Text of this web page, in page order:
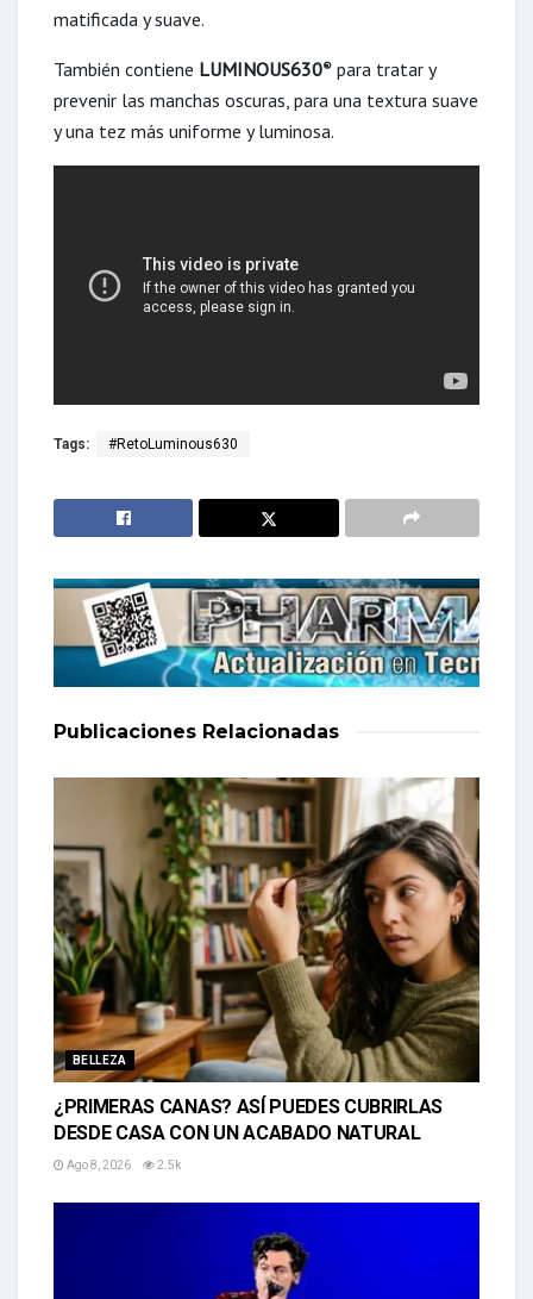
matificada y suave.
También contiene LUMINOUS630® para tratar y
prevenir las manchas oscuras, para una textura suave
y una tez más uniforme y luminosa.
Tags: #RetoLuminous630
Publicaciones Relacionadas
BELLEZA
¿PRIMERAS CANAS? ASÍ PUEDES CUBRIRLAS
DESDE CASA CON UN ACABADO NATURAL
Ago 8, 2026 2.5k